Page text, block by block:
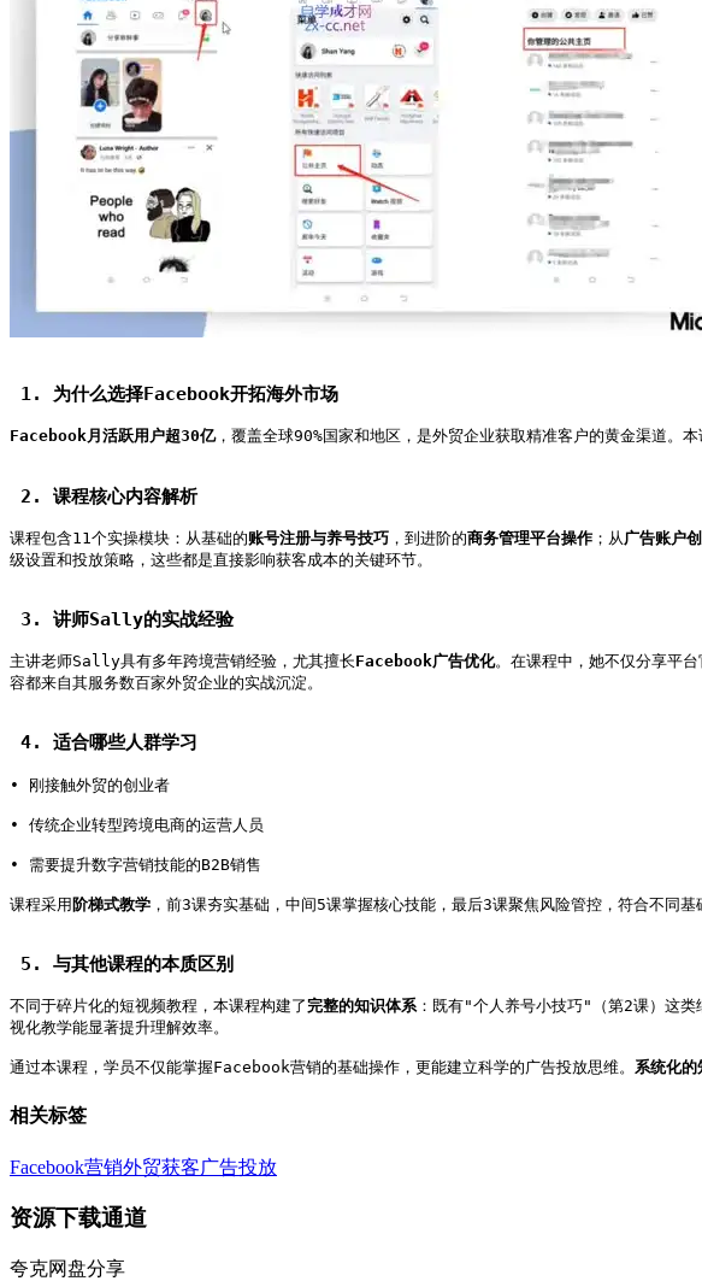
1. 为什么选择Facebook开拓海外市场
Facebook月活跃用户超30亿，覆盖全球90%国家和地区，是外贸企业获取精准客户的黄金渠道。本
2. 课程核心内容解析
课程包含11个实操模块：从基础的账号注册与养号技巧 ，到进阶的商务管理平台操作 ；从 广告账户
级设置和投放策略，这些都是直接影响获客成本的关键环节。
3. 讲师Sally的实战经验
主讲老师Sally具有多年跨境营销经验，尤其擅长Facebook广告优化。在课程中，她不仅分享平
容都来自其服务数百家外贸企业的实战沉淀。
4. 适合哪些人群学习
• 刚接触外贸的创业者
• 传统企业转型跨境电商的运营人员
• 需要提升数字营销技能的B2B销售
课程采用阶梯式教学 ，前3课夯实基础，中间5课掌握核心技能，最后3课聚焦风险管控，符合不
5. 与其他课程的本质区别
不同于碎片化的短视频教程，本课程构建了完整的知识体系 ：既有"个人养号小技巧"（第2课）这
视化教学能显著提升理解效率。
通过本课程，学员不仅能掌握Facebook营销的基础操作，更能建立科学的广告投放思维。 系统化的
相关标签
Facebook营销外贸获客广告投放
资源下载通道
夸克网盘分享